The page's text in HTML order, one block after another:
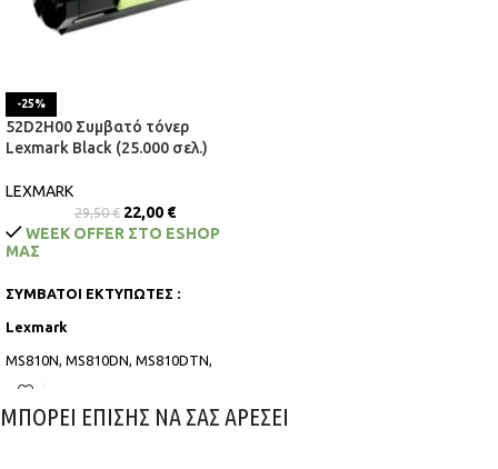
-25%
52D2H00 Συμβατό τόνερ
Lexmark Black (25.000 σελ.)
LEXMARK
29,50€ 22,00 €
WEEK OFFER ΣΤΟ ESHOP
ΜΑΣ
ΣΥΜΒΑΤΟΙ ΕΚΤΥΠΩΤΕΣ :
Lexmark
MS810N, MS810DN, MS810DTN,
MS810DE, MS811N, MS811DN,
MS812DN, MS812TN, MS812DE
ΜΠΟΡΕΙ ΕΠΙΣΗΣ ΝΑ ΣΑΣ ΑΡΕΣΕΙ